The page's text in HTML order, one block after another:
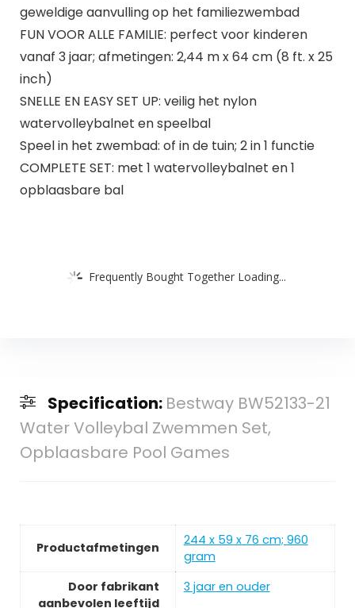
geweldige aanvulling op het familiezwembad
FUN VOOR ALLE FAMILIE: perfect voor kinderen
vanaf 3 jaar; afmetingen: 2,44 m x 64 cm (8 ft. x 25
inch)
SNELLE EN EASY SET UP: veilig het nylon
watervolleybalnet en speelbal
Speel in het zwembad: of in de tuin; 2 in 1 functie
COMPLETE SET: met 1 watervolleybalnet en 1
opblaasbare bal
Frequently Bought Together Loading...
Specification: Bestway BW52133-21
Water Volleybal Zwemmen Set,
Opblaasbare Pool Games
Productafmetingen
‎244 x 59 x 76 cm; 960
gram
Door fabrikant
aanbevolen leeftijd
‎3 jaar en ouder